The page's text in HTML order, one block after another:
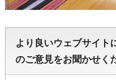
より良いウェブサイト
のご意見をお聞かせく